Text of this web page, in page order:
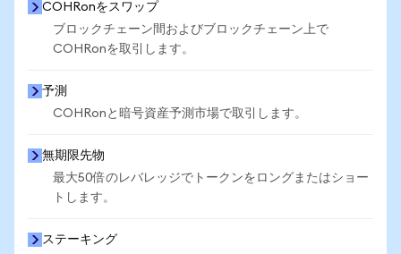
COHRonをスワップ
ブロックチェーン間およびブロックチェーン上で
COHRonを取引します。
予測
COHRonと暗号資産予測市場で取引します。
無期限先物
最大50倍のレバレッジでトークンをロングまたはショー
トします。
ステーキング